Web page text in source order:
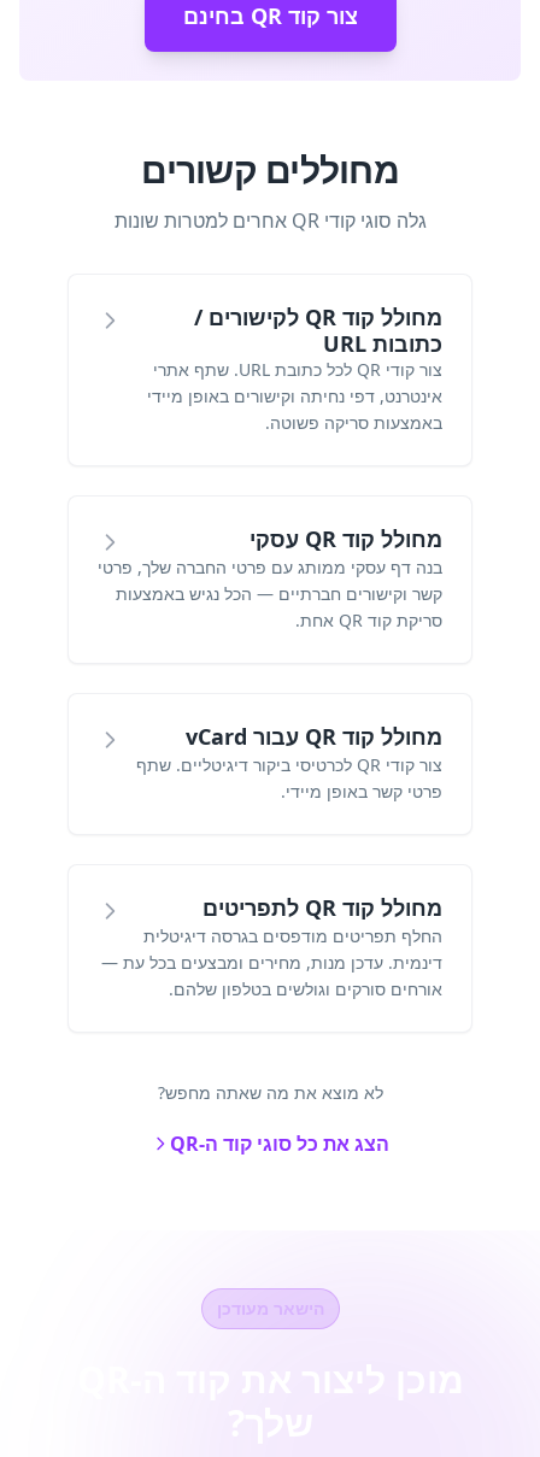
צור קוד QR בחינם
מחוללים קשורים
גלה סוגי קודי QR אחרים למטרות שונות
מחולל קוד QR לקישורים /
כתובות URL
צור קודי QR לכל כתובת URL. שתף אתרי
אינטרנט, דפי נחיתה וקישורים באופן מיידי
באמצעות סריקה פשוטה.
מחולל קוד QR עסקי
בנה דף עסקי ממותג עם פרטי החברה שלך, פרטי
קשר וקישורים חברתיים — הכל נגיש באמצעות
סריקת קוד QR אחת.
מחולל קוד QR עבור vCard
צור קודי QR לכרטיסי ביקור דיגיטליים. שתף
פרטי קשר באופן מיידי.
מחולל קוד QR לתפריטים
החלף תפריטים מודפסים בגרסה דיגיטלית
דינמית. עדכן מנות, מחירים ומבצעים בכל עת —
אורחים סורקים וגולשים בטלפון שלהם.
לא מוצא את מה שאתה מחפש?
הצג את כל סוגי קוד ה-QR
הישאר מעודכן